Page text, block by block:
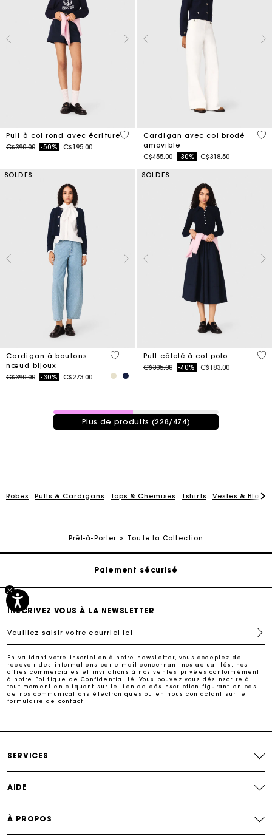
Pull à col rond avec écriture
Price reduced from
C$390.00to-50% C$195.00
5 out of 5 Customer Rating
Cardigan avec col brodé
amovible
Price reduced from
C$455.00to-30% C$318.50
4
SOLDES
Cardigan à boutons
nœud bijoux
Price reduced from
C$390.00to-30% C$273.00
5 out of 5 Customer Rating
SOLDES
Pull côtelé à col polo
Price reduced from
C$305.00to-40% C$183.00
5
228 / 474 produits
Plus de produits (228/474)
Robes Pulls & Cardigans Tops & Chemises Tshirts Vestes &
Prêt-à-Porter Toute la Collection
Suivi de commande
Livraison à domicile offerte sous 2 à 3 jours ouvrés.
Paiement sécurisé
Livraison à domicile offerte sous 2 à 3 jours ouvrés.
Paiement sécurisé
INSCRIVEZ VOUS À LA NEWSLETTER
Veuillez saisir votre courriel ici
En validant votre inscription à notre newsletter, vous acceptez de
recevoir des informations par e-mail concernant nos actualités, nos
offres commerciales et invitations à nos ventes privées conformément
à notre
Politique de Confidentialité
. Vous pouvez vous désinscrire à
tout moment en cliquant sur le lien de désinscription figurant en bas
de nos communications électroniques ou en nous contactant sur le
formulaire de contact
SERVICES
AIDE
À PROPOS